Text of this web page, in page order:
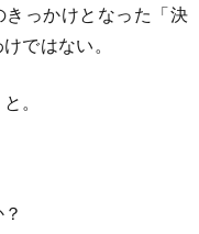
っかけとなった「決
ではない。
。